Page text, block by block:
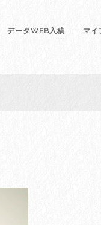
データWEB入稿 マイ